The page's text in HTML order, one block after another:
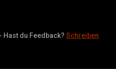
Hast du Feedback?Schreiben